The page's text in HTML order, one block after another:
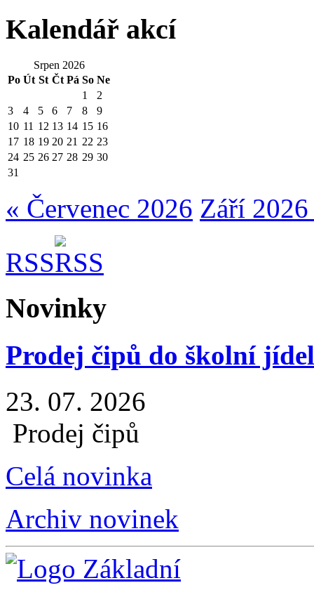
Kalendář akcí
Srpen 2026
Po Út St Čt Pá So Ne
1
2
3
4 5 6 7 8
9
10 11 12 13 14 15 16
17 18 19 20 21 22 23
24 25 26 27 28 29 30
31
« Červenec 2026 Září
RSS
Novinky
Prodej čipů do školní
23. 07. 2026
Prodej čipů
Celá novinka
Archiv novinek